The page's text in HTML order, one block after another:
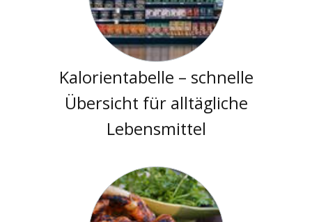
Kalorientabelle – schnelle
Übersicht für alltägliche
Lebensmittel